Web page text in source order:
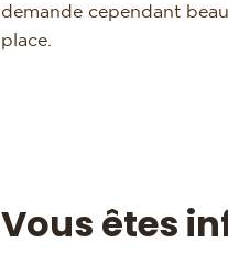
demande cependant
place.
Vous êtes